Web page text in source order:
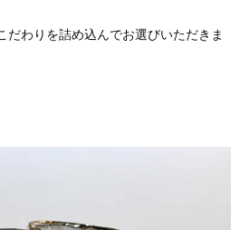
だわりを詰め込んでお選びいただきま